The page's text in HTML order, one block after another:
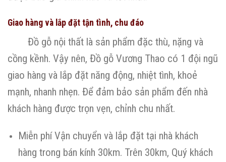
Giao hàng và lắp đặt tận tình, chu đáo
Đồ gỗ nội thất là sản phẩm đặc thù, nặng và
cồng kềnh. Vậy nên, Đồ gỗ Vương Thao có 1 đội ngũ
giao hàng và lắp đặt năng động, nhiệt tình, khoẻ
mạnh, nhanh nhẹn. Để đảm bảo sản phẩm đến nhà
khách hàng được trọn vẹn, chỉnh chu nhất.
Miễn phí Vận chuyển và lắp đặt tại nhà khách
hàng trong bán kính 30km. Trên 30km, Quý khách